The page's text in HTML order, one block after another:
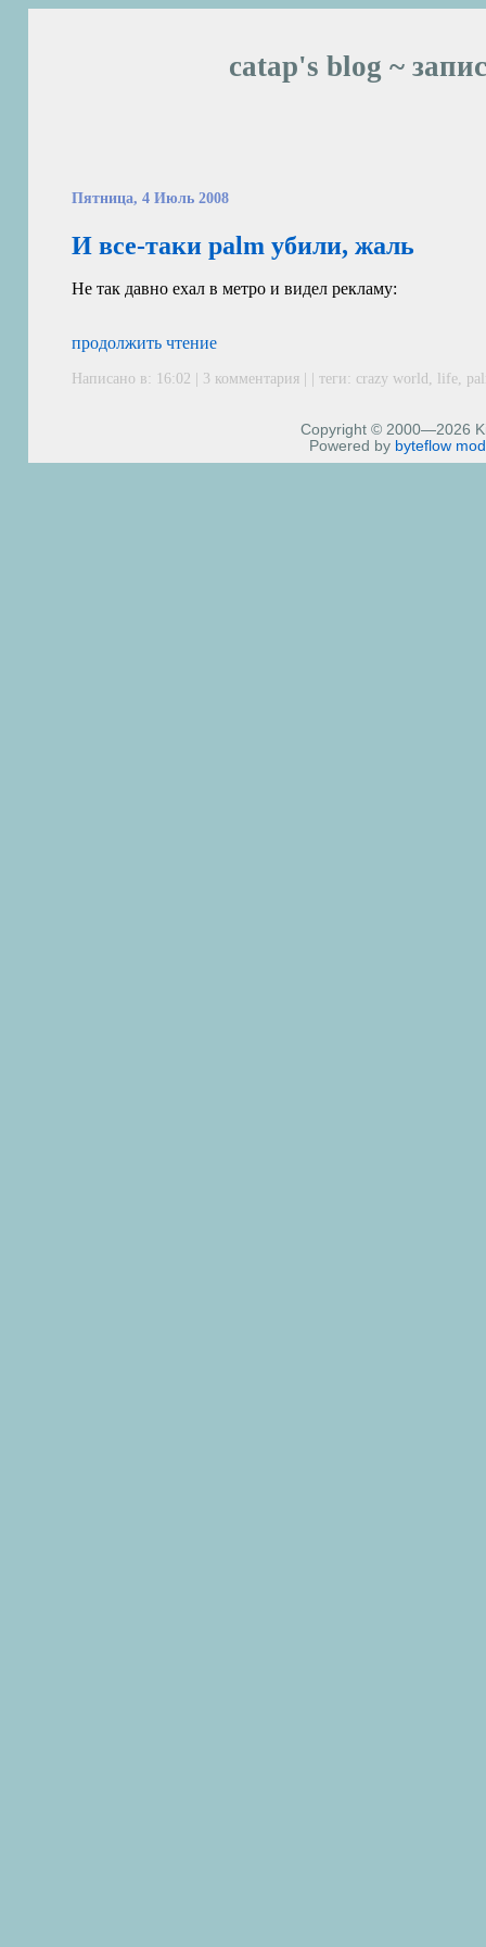
catap's blog ~
Пятница, 4 Июль 2008
И все-таки palm убили, жаль
Не так давно ехал в метро и видел рекламу:
продолжить чтение
Написано в: 16:02 | 3 комментария | | теги: crazy world life
Copyright © 2000—2026
Powered by byteflow